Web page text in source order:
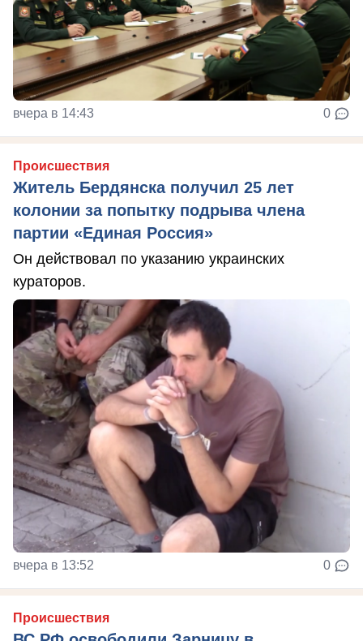
вчера в 14:43 0
Происшествия
Житель Бердянска получил 25 лет
колонии за попытку подрыва члена
партии «Единая Россия»
Он действовал по указанию украинских
кураторов.
вчера в 13:52 0
Происшествия